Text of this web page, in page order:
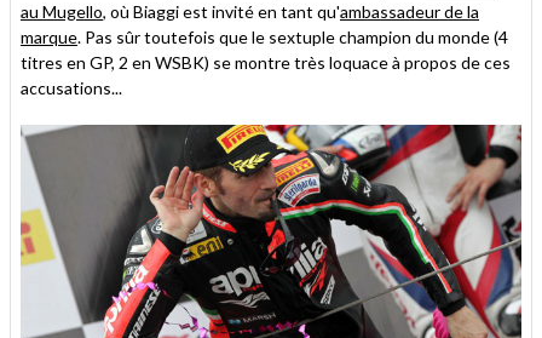
au Mugello, où Biaggi est invité en tant qu'ambassadeur de la
marque. Pas sûr toutefois que le sextuple champion du monde (4
titres en GP, 2 en WSBK) se montre très loquace à propos de ces
accusations...